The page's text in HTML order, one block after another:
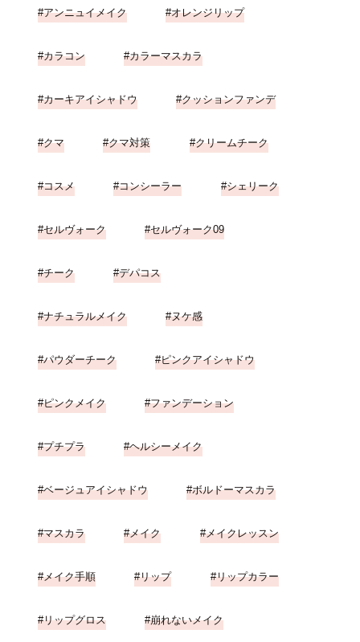
アンニュイメイク オレンジリップ
カラコン カラーマスカラ
カーキアイシャドウ クッションファンデ
クマ クマ対策 クリームチーク
コスメ コンシーラー シェリーク
セルヴォーク セルヴォーク09
チーク デパコス
ナチュラルメイク ヌケ感
パウダーチーク ピンクアイシャドウ
ピンクメイク ファンデーション
プチプラ ヘルシーメイク
ベージュアイシャドウ ボルドーマスカラ
マスカラ メイク メイクレッスン
メイク手順 リップ リップカラー
リップグロス 崩れないメイク